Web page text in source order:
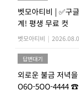
벳모아티비 | ✅구
계! 평생 무료 컷
벳모아티비 |
답변대기
외로운 불금 저녁
O6O-5OO-4444 ☎